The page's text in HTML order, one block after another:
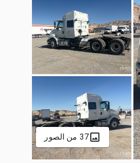
37 من الصور